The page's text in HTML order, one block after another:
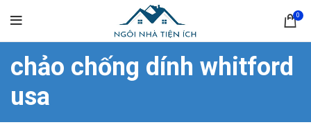
0
chảo chống dính whitford
usa